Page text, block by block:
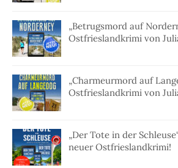
„Betrugsmord auf
Ostfrieslandkrimi von
„Charmeurmord auf
Ostfrieslandkrimi von
„Der Tote in der
neuer Ostfrieslandkrimi!